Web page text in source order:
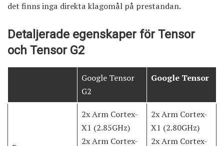
det finns inga direkta klagomål på prestandan.
Detaljerade egenskaper för Tensor
och Tensor G2
Google Tensor
G2
Google Tensor
2x Arm Cortex-
X1 (2.85GHz)
2x Arm Cortex-
2x Arm Cortex-
X1 (2.80GHz)
2x Arm Cortex-